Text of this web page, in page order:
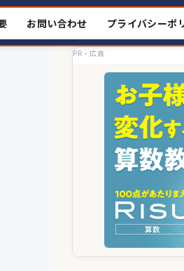
お問い合わせ プライバシーポ
PR・広告